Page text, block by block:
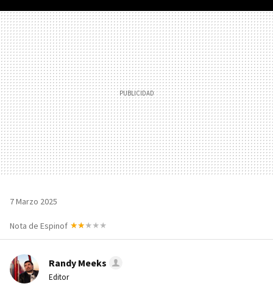
MAIL
7 Marzo 2025
Nota de Espinof
Randy Meeks
Editor